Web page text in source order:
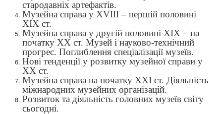
стародавніх артефактів.
Музейна справа у XVIII – першій половині
ХІХ ст.
Музейна справа у другій половині ХІХ – на
початку ХХ ст. Музей і науково-технічний
прогрес. Поглиблення спеціалізації музеїв.
Нові тенденції у розвитку музейної справи у
ХХ ст.
Музейна справа на початку ХХІ ст. Діяльність
міжнародних музейних організацій.
Розвиток та діяльність головних музеїв світу
сьогодні.